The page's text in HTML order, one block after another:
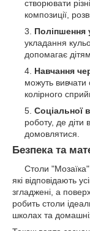
створювати
композиції,
Поліпшення
укладання
допомагає
Навчання
можуть вивчати
колірного
Соціальної
роботу, де діти
домовлятися.
Безпека та
Столи "Мозаїка"
які відповідають
згладжені, а
робить столи
школах та